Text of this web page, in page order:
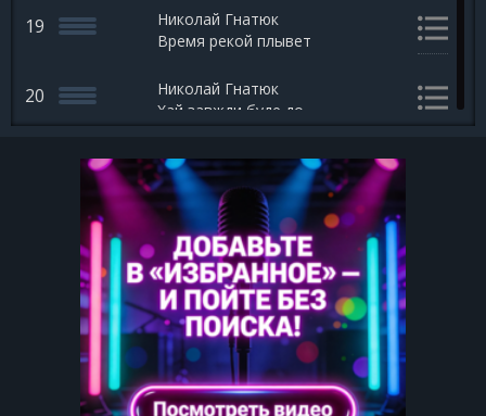
19
Николай Гнатюк
Время рекой плывет
20
Николай Гнатюк
Николай Гнатюк
Все будет хорошо
Николай Гнатюк
Два цвета
Николай Гнатюк
Девчонка из квартиры сорок пять
Николай Гнатюк
Смерека- міх